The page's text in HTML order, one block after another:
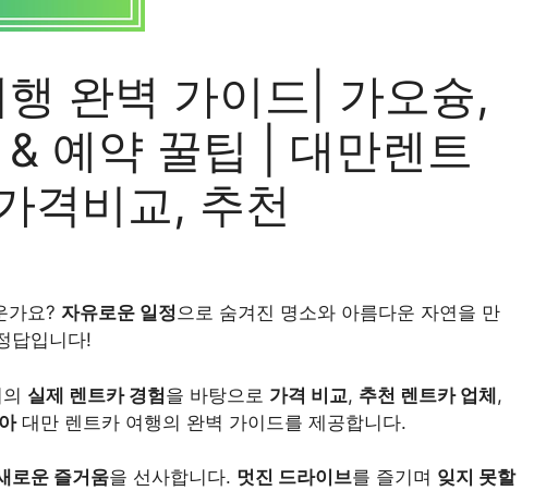
완벽 가이드| 가오슝,
예약 꿀팁 | 대만렌트
격비교, 추천
가요? 자유로운 일정으로 숨겨진 명소와 아름다운 자연을 만
답입니다!
실제 렌트카 경험을 바탕으로 가격 비교, 추천 렌트카 업체,
대만 렌트카 여행의 완벽 가이드를 제공합니다.
로운 즐거움을 선사합니다. 멋진 드라이브를 즐기며 잊지 못할